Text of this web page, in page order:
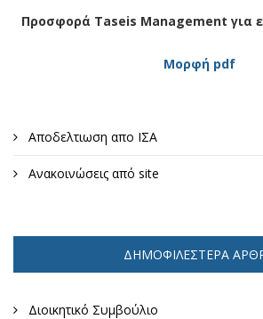
Προσφορά Taseis Management για
Μορφή pdf
Αποδελτιωση απο ΙΣΑ
Ανακοινώσεις από site
ΔΗΜΟΦΙΛΈΣΤΕΡΑ
Διοικητικό Συμβούλιο